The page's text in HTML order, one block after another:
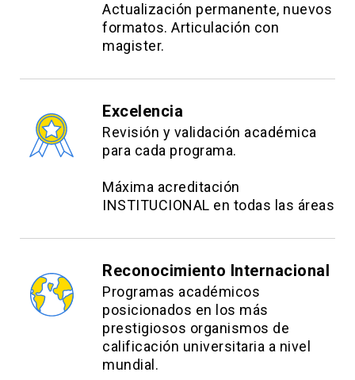
Actualización permanente, nuevos
formatos. Articulación con
magister.
Excelencia
Revisión y validación académica
para cada programa.
Máxima acreditación
INSTITUCIONAL en todas las áreas
Reconocimiento Internacional
Programas académicos
posicionados en los más
prestigiosos organismos de
calificación universitaria a nivel
mundial.